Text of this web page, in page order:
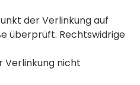
der Verlinkung auf
überprüft. Rechtswidrige
Verlinkung nicht